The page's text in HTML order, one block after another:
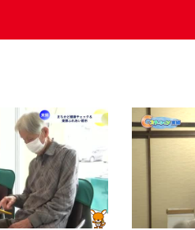
お知らせ
9月24日からリニューアル